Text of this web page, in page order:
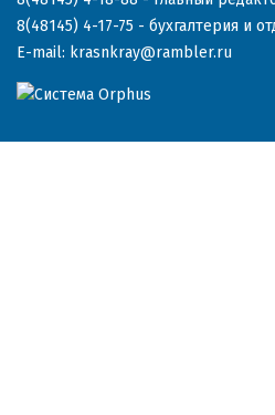
8(48145) 4-17-75 - бухгалтерия и
E-mail: krasnkray@rambler.ru